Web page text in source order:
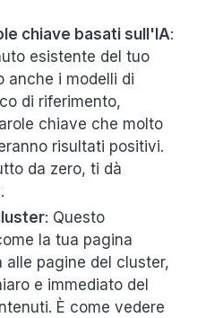
chiave basati sull'IA:
esistente del tuo
anche i modelli di
di riferimento,
chiave che molto
risultati positivi.
da zero, ti dà
: Questo
la tua pagina
pagine del cluster,
e immediato del
È come vedere